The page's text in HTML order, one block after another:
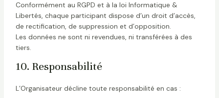
Conformément au RGPD et à la loi Informatique &
Libertés, chaque participant dispose d’un droit d’accès,
de rectification, de suppression et d’opposition.
Les données ne sont ni revendues, ni transférées à des
tiers.
10. Responsabilité
L’Organisateur décline toute responsabilité en cas :